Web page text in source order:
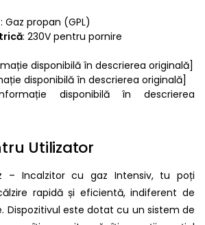
: Gaz propan (GPL)
: 230V pentru pornire
disponibilă în descrierea originală]
disponibilă în descrierea originală]
disponibilă în descrierea
Utilizator
– Incalzitor cu gaz Intensiv, tu poți
rapidă și eficientă, indiferent de
Dispozitivul este dotat cu un sistem de